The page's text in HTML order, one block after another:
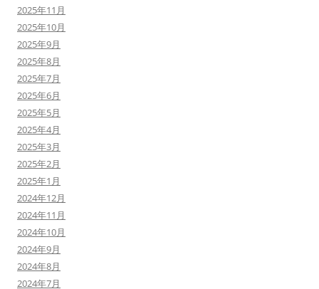
2025年11月
2025年10月
2025年9月
2025年8月
2025年7月
2025年6月
2025年5月
2025年4月
2025年3月
2025年2月
2025年1月
2024年12月
2024年11月
2024年10月
2024年9月
2024年8月
2024年7月